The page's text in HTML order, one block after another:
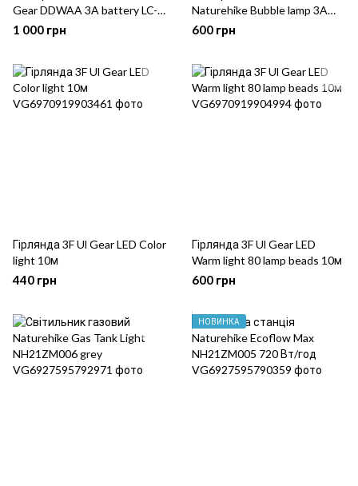
Gear DDWAA 3A battery LC-
DDW white
1 000 грн
Naturehike Bubble lamp 3A
battery NH21ZM002 wood
600 грн
Гірлянда 3F Ul Gear LED Color
light 10м
440 грн
Гірлянда 3F Ul Gear LED
Warm light 80 lamp beads 10м
600 грн
НОВИНКА